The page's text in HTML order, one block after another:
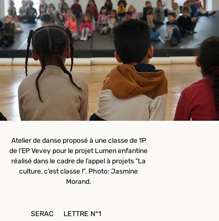
Atelier de danse proposé à une classe de 1P
de l’EP Vevey pour le projet Lumen enfantine
réalisé dans le cadre de l’appel à projets "La
culture, c’est classe !". Photo: Jasmine
Morand.
SERAC LETTRE N°1